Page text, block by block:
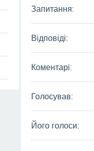
Запитання:
Відповіді:
Коментарі:
Голосував:
Його голоси: